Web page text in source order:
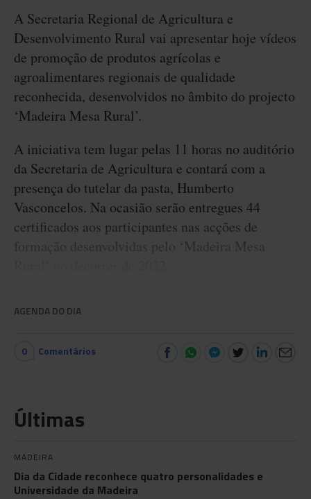
A Secretaria Regional de Agricultura e
Desenvolvimento Rural vai apresentar hoje vídeos
de promoção de produtos agrícolas e
agroalimentares regionais de qualidade
reconhecida, desenvolvidos no âmbito do projecto
‘Madeira Mesa Rural’.
A iniciativa tem lugar pelas 11 horas no auditório
da Secretaria de Agricultura e contará com a
presença do tutelar da pasta, Humberto
Vasconcelos. Na ocasião serão entregues 44
certificados aos participantes nas acções de
formação desenvolvidas pelo ‘Madeira Mesa
AGENDA DO DIA
0 Comentários
Últimas
MADEIRA
Dia da Cidade reconhece quatro personalidades e
Universidade da Madeira